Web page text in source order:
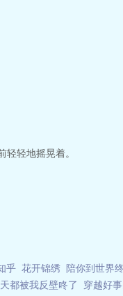
轻地摇晃着。
乎 花开锦绣 陪你到世界
都被我反壁咚了 穿越好